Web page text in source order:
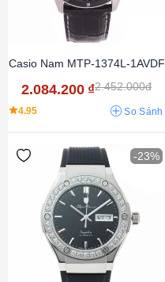
Casio Nam MTP-1374L-1AVDF
2.084.200 ₫2.452.000đ
4.95 So Sánh
-23%